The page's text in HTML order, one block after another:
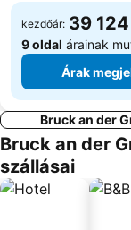
kezdőár: 39
9 oldal árainak
Árak
Bruck an der
Bruck an der
szállásai